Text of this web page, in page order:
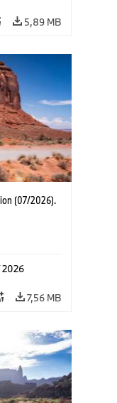
5,89 MB
(07/2026).
2026
7,56 MB